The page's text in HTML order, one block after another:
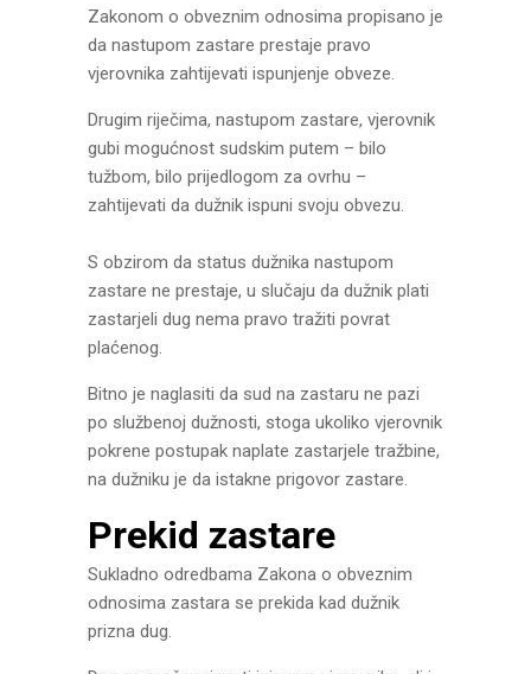
Zakonom o obveznim odnosima propisano je
da nastupom zastare prestaje pravo
vjerovnika zahtijevati ispunjenje obveze.
Drugim riječima, nastupom zastare, vjerovnik
gubi mogućnost sudskim putem – bilo
tužbom, bilo prijedlogom za ovrhu –
zahtijevati da dužnik ispuni svoju obvezu.
S obzirom da status dužnika nastupom
zastare ne prestaje, u slučaju da dužnik plati
zastarjeli dug nema pravo tražiti povrat
plaćenog.
Bitno je naglasiti da sud na zastaru ne pazi
po službenoj dužnosti, stoga ukoliko vjerovnik
pokrene postupak naplate zastarjele tražbine,
na dužniku je da istakne prigovor zastare.
Prekid zastare
Sukladno odredbama Zakona o obveznim
odnosima zastara se prekida kad dužnik
prizna dug.